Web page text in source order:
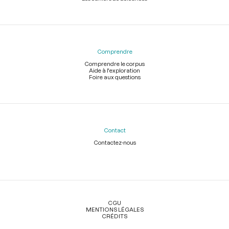
Comprendre
Comprendre le corpus
Aide à l'exploration
Foire aux questions
Contact
Contactez-nous
Légal
CGU
MENTIONS LÉGALES
CRÉDITS